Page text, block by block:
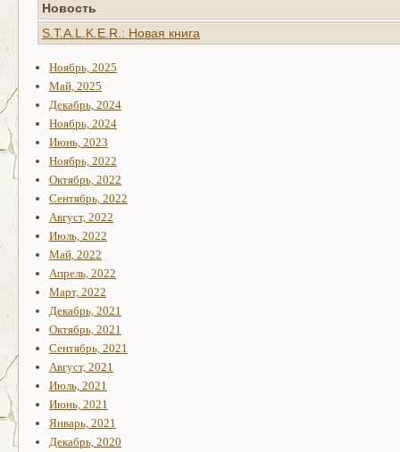
Новость
S.T.A.L.K.E.R.: Новая книга
Ноябрь, 2025
Май, 2025
Декабрь, 2024
Ноябрь, 2024
Июнь, 2023
Ноябрь, 2022
Октябрь, 2022
Сентябрь, 2022
Август, 2022
Июль, 2022
Май, 2022
Апрель, 2022
Март, 2022
Декабрь, 2021
Октябрь, 2021
Сентябрь, 2021
Август, 2021
Июль, 2021
Июнь, 2021
Январь, 2021
Декабрь, 2020